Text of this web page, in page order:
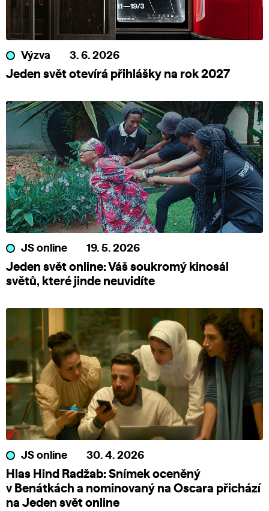
Výzva 3. 6. 2026
Jeden svět otevírá přihlášky na rok 2027
JS online 19. 5. 2026
Jeden svět online: Váš soukromý kinosál
světů, které jinde neuvidíte
JS online 30. 4. 2026
Hlas Hind Radžab: Snímek oceněný
v Benátkách a nominovaný na Oscara přichází
na Jeden svět online